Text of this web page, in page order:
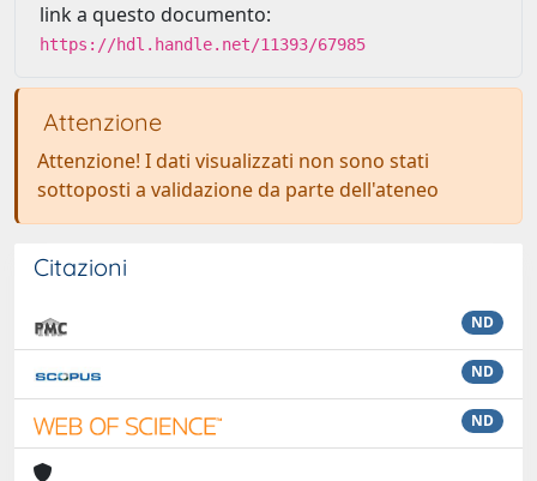
link a questo documento:
https://hdl.handle.net/11393/67985
Attenzione
Attenzione! I dati visualizzati non sono stati
sottoposti a validazione da parte dell'ateneo
Citazioni
ND
ND
ND